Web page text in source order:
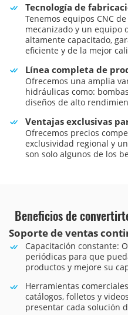
Tecnología de
Tenemos equipos CNC
mecanizado y un equipo
altamente capacitado,
eficiente y de la mejor
Línea completa de
Ofrecemos una amplia
hidráulicas como:
diseños de alto
Ventajas exclusivas
Ofrecemos precios
exclusividad regional y
son solo algunos de los
Beneficios de
Soporte de ventas
Capacitación constante:
periódicas para que
productos y mejore su
Herramientas
catálogos, folletos y
presentar cada solución